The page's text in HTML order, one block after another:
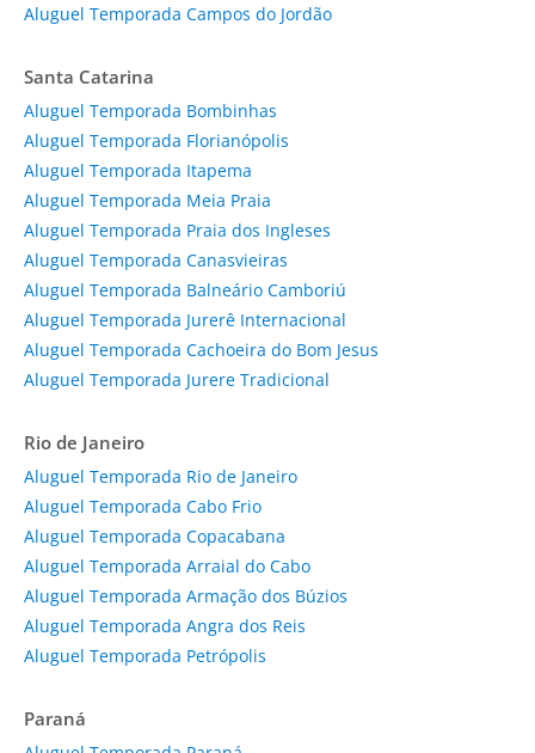
Aluguel Temporada Campos do Jordão
Santa Catarina
Aluguel Temporada Bombinhas
Aluguel Temporada Florianópolis
Aluguel Temporada Itapema
Aluguel Temporada Meia Praia
Aluguel Temporada Praia dos Ingleses
Aluguel Temporada Canasvieiras
Aluguel Temporada Balneário Camboriú
Aluguel Temporada Jurerê Internacional
Aluguel Temporada Cachoeira do Bom Jesus
Aluguel Temporada Jurere Tradicional
Rio de Janeiro
Aluguel Temporada Rio de Janeiro
Aluguel Temporada Cabo Frio
Aluguel Temporada Copacabana
Aluguel Temporada Arraial do Cabo
Aluguel Temporada Armação dos Búzios
Aluguel Temporada Angra dos Reis
Aluguel Temporada Petrópolis
Paraná